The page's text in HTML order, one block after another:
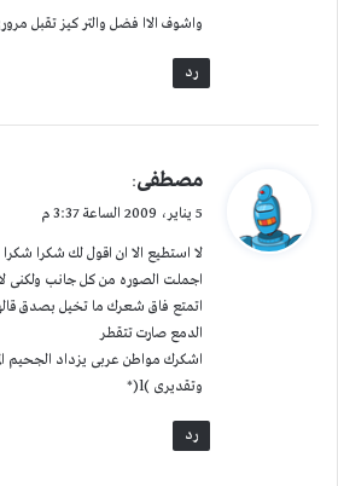
واشوف الاا فضل والتر كيز تقبل
رد
ي
ل
مصطفى:
5 يناير، 2009 الساعة 3:37 م
لا استطيع الا ان اقول لك شكرا
اجملت الصوره من كل جانب ولكنى
اتمتع فاق شعرك ما تخيل بصدق
الدمع صارت تتقطر
اشكرك مواطن عربى يزداد الجحيم
وتقديرى )l(*
رد